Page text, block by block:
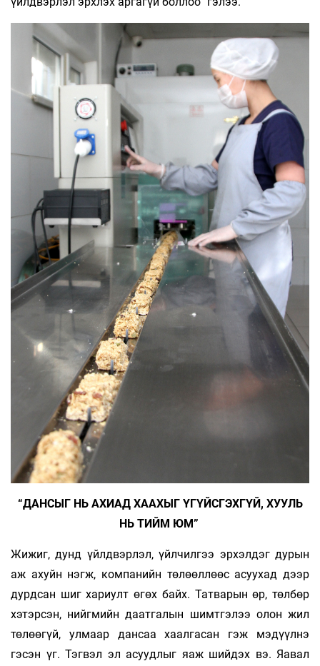
“ДАНСЫГ НЬ АХИАД ХААХЫГ ҮГҮЙСГЭХГҮЙ, ХУУЛЬ
НЬ ТИЙМ ЮМ”
Жижиг, дунд үйлдвэрлэл, үйлчилгээ эр­хэлдэг дурын
аж ахуйн нэгж, компанийн төлөөллөөс асуухад дээр
дурдсан шиг хариулт өгөх байх. Татварын өр, төлбөр
хэтэрсэн, нийгмийн даат­галын шимтгэлээ олон жил
төлөөгүй, улмаар дансаа хаалгасан гэж мэдүүлнэ
гэсэн үг. Тэгвэл эл асуудлыг яаж шийдэх вэ. Яавал